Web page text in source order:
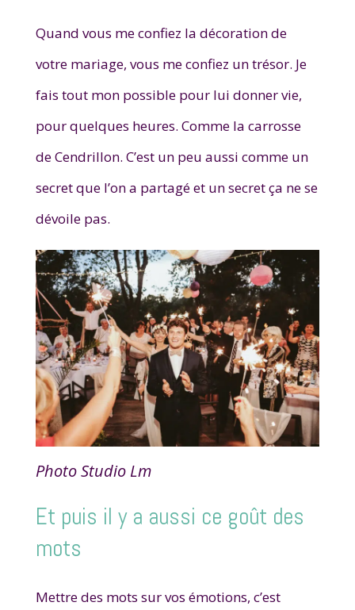
Quand vous me confiez la décoration de
votre mariage, vous me confiez un trésor. Je
fais tout mon possible pour lui donner vie,
pour quelques heures. Comme la carrosse
de Cendrillon. C’est un peu aussi comme un
secret que l’on a partagé et un secret ça ne se
dévoile pas.
Photo Studio Lm
Et puis il y a aussi ce goût des
mots
Mettre des mots sur vos émotions, c’est